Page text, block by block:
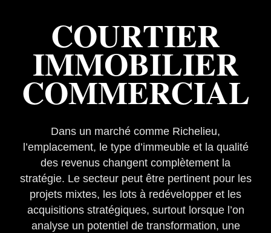
COURTIER
IMMOBILIER
COMMERCIAL
Dans un marché comme Richelieu,
l’emplacement, le type d’immeuble et la qualité
des revenus changent complètement la
stratégie. Le secteur peut être pertinent pour les
projets mixtes, les lots à redévelopper et les
acquisitions stratégiques, surtout lorsque l’on
analyse un potentiel de transformation, une